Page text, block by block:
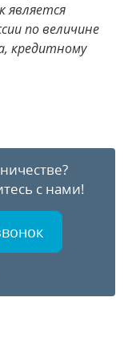
является
по величине
кредитному
с нами!